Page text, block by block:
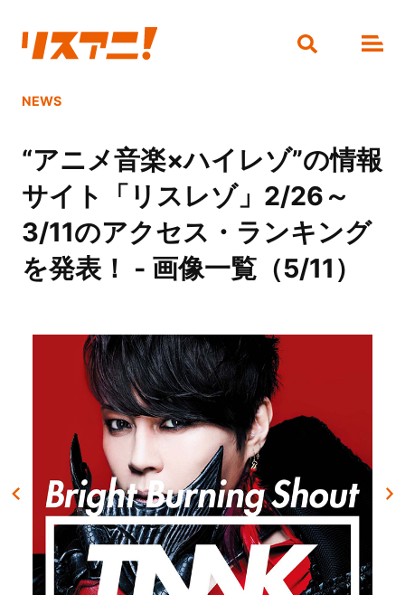
NEWS
“アニメ音楽×ハイレゾ”の情報
サイト「リスレゾ」2/26～
3/11のアクセス・ランキング
を発表！ - 画像一覧（5/11）